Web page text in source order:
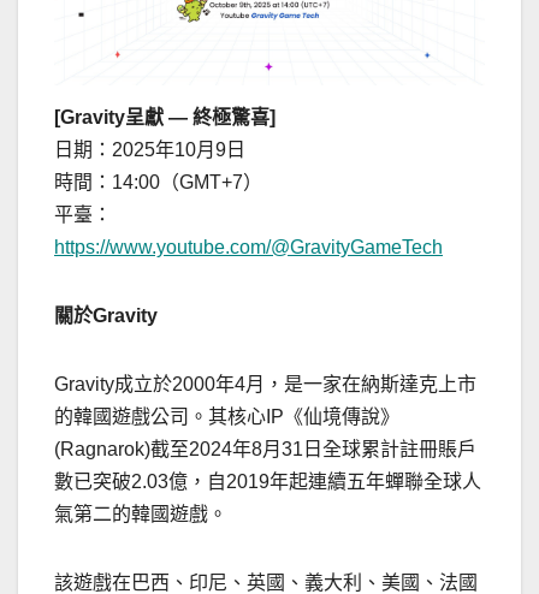
[Gravity呈獻 — 終極驚喜]
日期：2025年10月9日
時間：14:00（GMT+7）
平臺：
https://www.youtube.com/@GravityGameTech
關於Gravity
Gravity成立於2000年4月，是一家在納斯達克上市
的韓國遊戲公司。其核心IP《仙境傳說》
(Ragnarok)截至2024年8月31日全球累計註冊賬戶
數已突破2.03億，自2019年起連續五年蟬聯全球人
氣第二的韓國遊戲。
該遊戲在巴西、印尼、英國、義大利、美國、法國